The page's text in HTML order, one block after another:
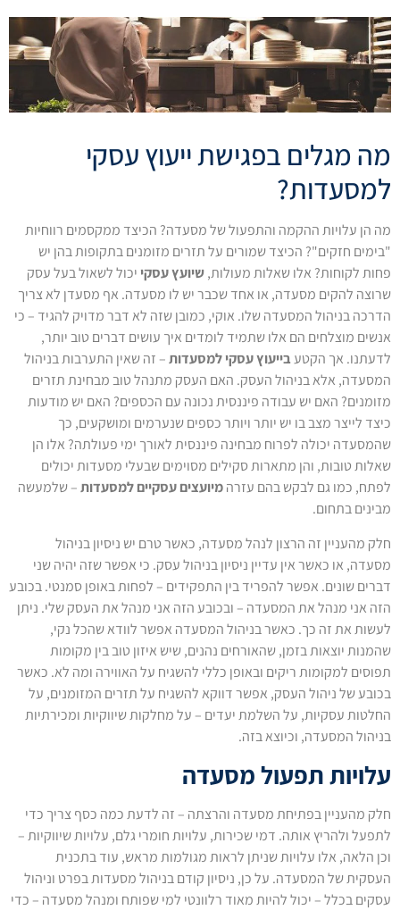
מה מגלים בפגישת ייעוץ עסקי
למסעדות?
מה הן עלויות ההקמה והתפעול של מסעדה? הכיצד ממקסמים רווחיות
"בימים חזקים"? הכיצד שמורים על תזרים מזומנים בתקופות בהן יש
פחות לקוחות? אלו שאלות מעולות,שיועץ עסקי יכול לשאול בעל עסק
שרוצה להקים מסעדה, או אחד שכבר יש לו מסעדה. אף מסעדן לא צריך
הדרכה בניהול המסעדה שלו. אוקי, כמובן שזה לא דבר מדויק להגיד – כי
אנשים מוצלחים הם אלו שתמיד לומדים איך עושים דברים טוב יותר,
לדעתנו. אך הקטעבייעוץ עסקי למסעדות– זה שאין התערבות בניהול
המסעדה, אלא בניהול העסק. האם העסק מתנהל טוב מבחינת תזרים
מזומנים? האם יש עבודה פיננסית נכונה עם הכספים? האם יש מודעות
כיצד לייצר מצב בו יש יותר ויותר כספים שנערמים ומושקעים, כך
שהמסעדה יכולה לפרוח מבחינה פיננסית לאורך ימי פעולתה? אלו הן
שאלות טובות, והן מתארות סקילים מסוימים שבעלי מסעדות יכולים
לפתח, כמו גם לבקש בהם עזרהמיועצים עסקיים למסעדות– שלמעשה
מבינים בתחום.
חלק מהעניין זה הרצון לנהל מסעדה, כאשר טרם יש ניסיון בניהול
מסעדה, או כאשר אין עדיין ניסיון בניהול עסק. כי אפשר שזה יהיה שני
דברים שונים. אפשר להפריד בין התפקידים – לפחות באופן סמנטי. בכובע
הזה אני מנהל את המסעדה – ובכובע הזה אני מנהל את העסק שלי. ניתן
לעשות את זה כך. כאשר בניהול המסעדה אפשר לוודא שהכל נקי,
שהמנות יוצאות בזמן, שהאורחים נהנים, שיש איזון טוב בין מקומות
תפוסים למקומות ריקים ובאופן כללי להשגיח על האווירה ומה לא. כאשר
בכובע של ניהול העסק, אפשר דווקא להשגיח על תזרים המזומנים, על
החלטות עסקיות, על השלמת יעדים – על מחלקות שיווקיות ומכירתיות
בניהול המסעדה, וכיוצא בזה.
עלויות תפעול מסעדה
חלק מהעניין בפתיחת מסעדה והרצתה – זה לדעת כמה כסף צריך כדי
לתפעל ולהריץ אותה. דמי שכירות, עלויות חומרי גלם, עלויות שיווקיות –
וכן הלאה, אלו עלויות שניתן לראות מגולמות מראש, עוד בתכנית
העסקית של המסעדה. על כן, ניסיון קודם בניהול מסעדות בפרט וניהול
עסקים בכלל – יכול להיות מאוד רלוונטי למי שפותח ומנהל מסעדה – כדי